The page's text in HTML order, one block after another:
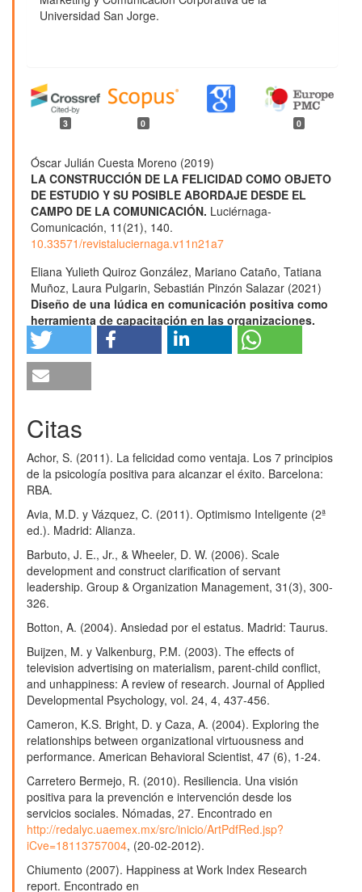
Universidad San Jorge.
3 0 0
Óscar Julián Cuesta Moreno (2019)
LA CONSTRUCCIÓN DE LA FELICIDAD COMO OBJETO
DE ESTUDIO Y SU POSIBLE ABORDAJE DESDE EL
CAMPO DE LA COMUNICACIÓN. Luciérnaga-
Comunicación, 11 (21), 140.
10.33571/revistaluciernaga.v11n21a7
Eliana Yulieth Quiroz González, Mariano Cataño, Tatiana
Muñoz, Laura Pulgarin, Sebastián Pinzón Salazar (2021)
Diseño de una lúdica en comunicación positiva como
herramienta de capacitación en las organizaciones.
Entre Ciencia e Ingeniería,
15(29),
10.31908/19098367.2657
José María Nava Preciado (2025)
10.22529/dp.2025.23(45)01
Citas
Achor, S. (2011). La felicidad como ventaja. Los 7 principios
de la psicología positiva para alcanzar el éxito. Barcelona:
RBA.
Avia, M.D. y Vázquez, C. (2011). Optimismo Inteligente (2ª
ed.). Madrid: Alianza.
Barbuto, J. E., Jr., & Wheeler, D. W. (2006). Scale
development and construct clarification of servant
leadership. Group & Organization Management, 31(3), 300-
326.
Botton, A. (2004). Ansiedad por el estatus. Madrid: Taurus.
Buijzen, M. y Valkenburg, P.M. (2003). The effects of
television advertising on materialism, parent-child conflict,
and unhappiness: A review of research. Journal of Applied
Developmental Psychology, vol. 24, 4, 437-456.
Cameron, K.S. Bright, D. y Caza, A. (2004). Exploring the
relationships between organizational virtuousness and
performance. American Behavioral Scientist, 47 (6), 1-24.
Carretero Bermejo, R. (2010). Resiliencia. Una visión
positiva para la prevención e intervención desde los
servicios sociales. Nómadas, 27. Encontrado en
http://redalyc.uaemex.mx/src/inicio/ArtPdfRed.jsp?
iCve=18113757004, (20-02-2012).
Chiumento (2007). Happiness at Work Index Research
report. Encontrado en